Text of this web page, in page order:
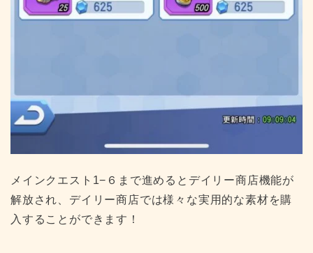
メインクエスト1−６まで進めるとデイリー商店機能が
解放され、デイリー商店では様々な実用的な素材を購
入することができます！